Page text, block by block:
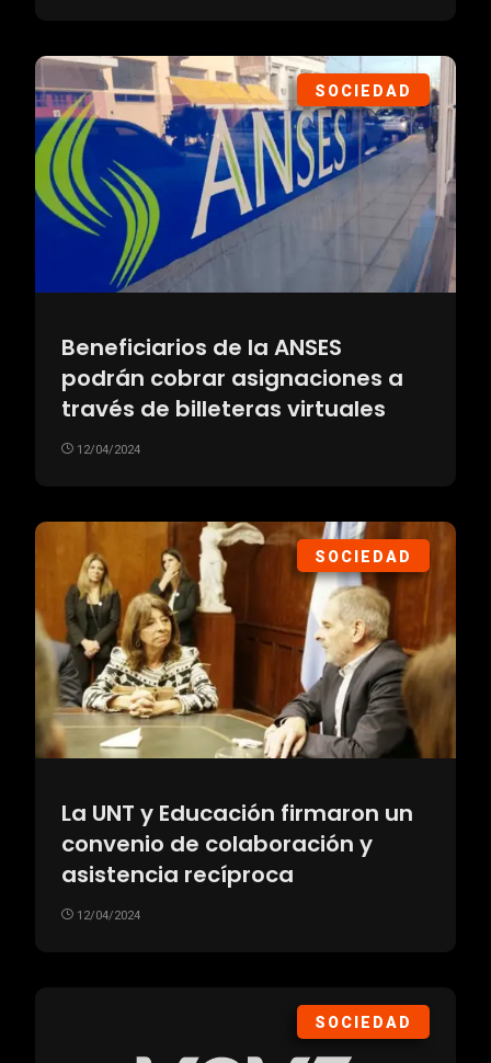
SOCIEDAD
Beneficiarios de la ANSES
podrán cobrar asignaciones a
través de billeteras virtuales
12/04/2024
SOCIEDAD
La UNT y Educación firmaron un
convenio de colaboración y
asistencia recíproca
12/04/2024
SOCIEDAD